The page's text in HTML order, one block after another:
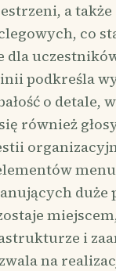
a
co
dla
podkreśla
o detale,
również
duże
i
na